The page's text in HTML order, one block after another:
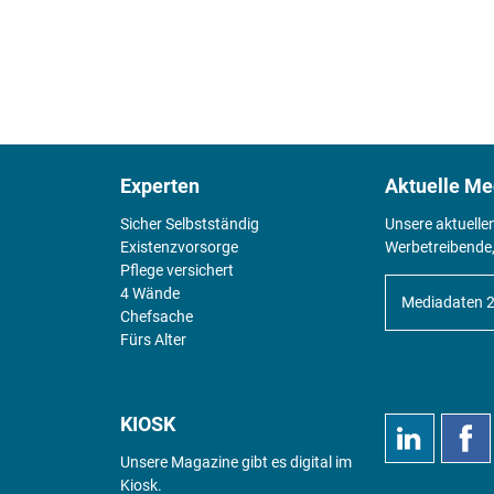
Experten
Sicher Selbstständig
Existenz­vorsorge
Pflege versichert
4 Wände
Chefsache
Fürs Alter
Aktuelle
Unsere
Mediadaten
KIOSK
Unsere Magazine gibt es digital im
Kiosk.